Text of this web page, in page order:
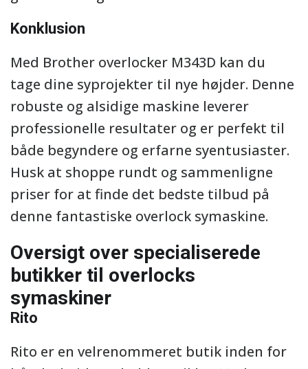
Konklusion
Med Brother overlocker M343D kan du
tage dine syprojekter til nye højder. Denne
robuste og alsidige maskine leverer
professionelle resultater og er perfekt til
både begyndere og erfarne syentusiaster.
Husk at shoppe rundt og sammenligne
priser for at finde det bedste tilbud på
denne fantastiske overlock symaskine.
Oversigt over specialiserede
butikker til overlocks
symaskiner
Rito
Rito er en velrenommeret butik inden for